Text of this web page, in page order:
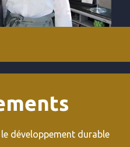
développement durable